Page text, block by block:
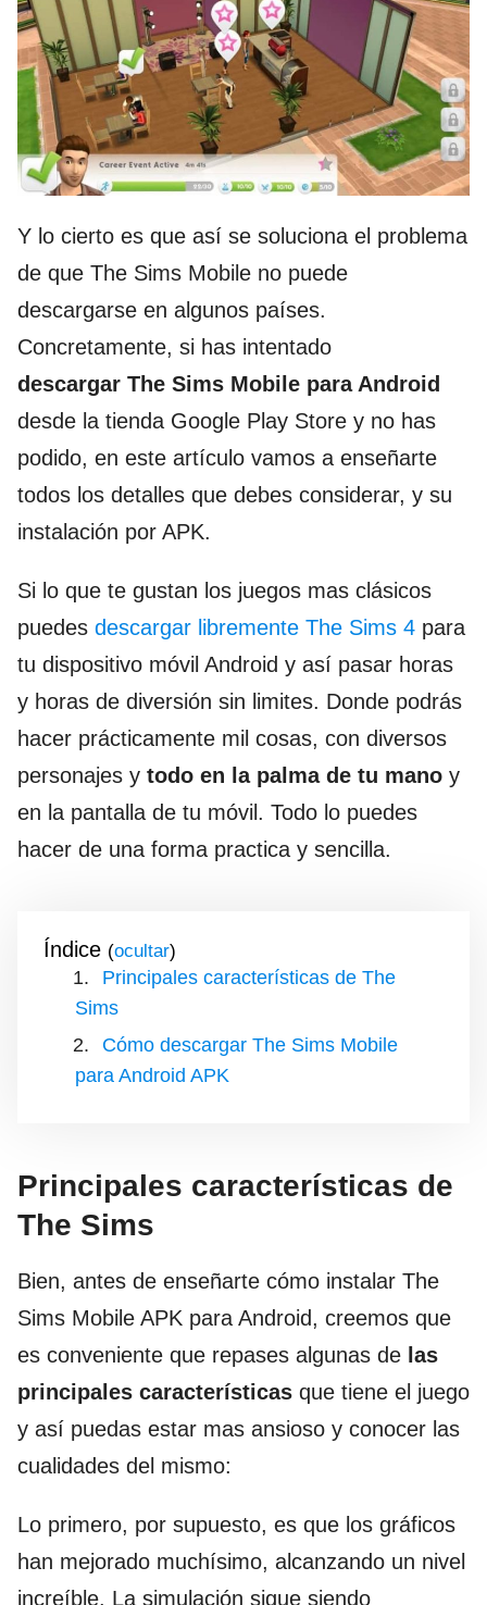
Y lo cierto es que así se soluciona el problema
de que The Sims Mobile no puede
descargarse en algunos países.
Concretamente, si has intentado
descargar The Sims Mobile para Android
desde la tienda Google Play Store y no has
podido, en este artículo vamos a enseñarte
todos los detalles que debes considerar, y su
instalación por APK.
Si lo que te gustan los juegos mas clásicos
puedes descargar libremente The Sims 4 para
tu dispositivo móvil Android y así pasar horas
y horas de diversión sin limites. Donde podrás
hacer prácticamente mil cosas, con diversos
personajes y todo en la palma de tu mano y
en la pantalla de tu móvil. Todo lo puedes
hacer de una forma practica y sencilla.
Índice ( )
Principales características de The
Sims
Cómo descargar The Sims Mobile
para Android APK
Principales características de
The Sims
Bien, antes de enseñarte cómo instalar The
Sims Mobile APK para Android, creemos que
es conveniente que repases algunas de las
principales características que tiene el juego
y así puedas estar mas ansioso y conocer las
cualidades del mismo:
Lo primero, por supuesto, es que los gráficos
han mejorado muchísimo, alcanzando un nivel
increíble. La simulación sigue siendo